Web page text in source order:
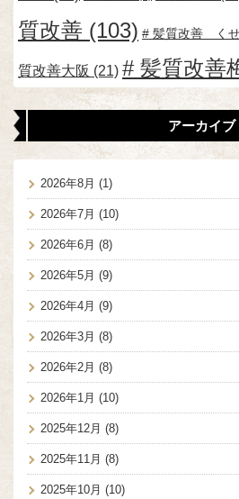
質改善 (103) 髪質改善 く
質改善大阪 (21) 髪質改善
アーカイブ
2026年8月 (1)
2026年7月 (10)
2026年6月 (8)
2026年5月 (9)
2026年4月 (9)
2026年3月 (8)
2026年2月 (8)
2026年1月 (10)
2025年12月 (8)
2025年11月 (8)
2025年10月 (10)